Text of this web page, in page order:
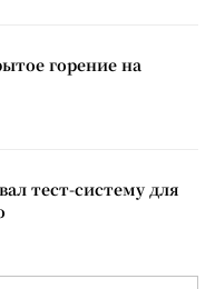
горение на
тест-систему для